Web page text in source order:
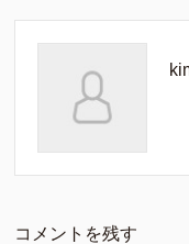
コメントを残す